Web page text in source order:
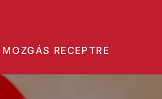
MOZGÁS RECEPTRE